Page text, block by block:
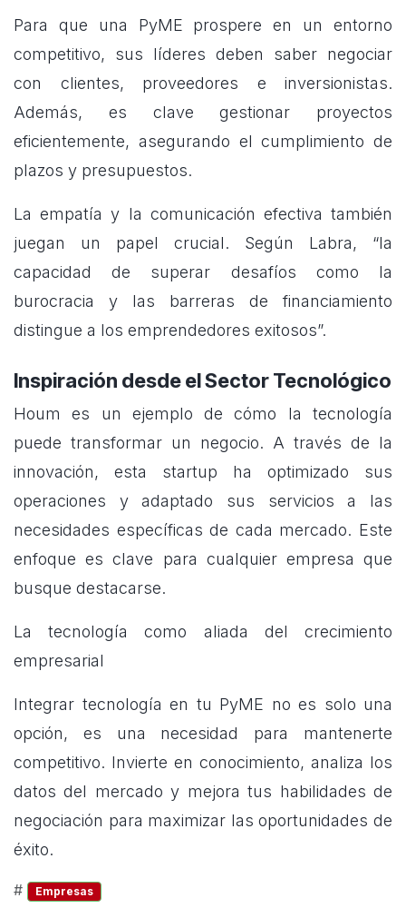
Para que una PyME prospere en un entorno
competitivo, sus líderes deben saber negociar
con clientes, proveedores e inversionistas.
Además, es clave gestionar proyectos
eficientemente, asegurando el cumplimiento de
plazos y presupuestos.
La empatía y la comunicación efectiva también
juegan un papel crucial. Según Labra, “la
capacidad de superar desafíos como la
burocracia y las barreras de financiamiento
distingue a los emprendedores exitosos”.
Inspiración desde el Sector Tecnológico
Houm es un ejemplo de cómo la tecnología
puede transformar un negocio. A través de la
innovación, esta startup ha optimizado sus
operaciones y adaptado sus servicios a las
necesidades específicas de cada mercado. Este
enfoque es clave para cualquier empresa que
busque destacarse.
La tecnología como aliada del crecimiento
empresarial
Integrar tecnología en tu PyME no es solo una
opción, es una necesidad para mantenerte
competitivo. Invierte en conocimiento, analiza los
datos del mercado y mejora tus habilidades de
negociación para maximizar las oportunidades de
éxito.
# Empresas